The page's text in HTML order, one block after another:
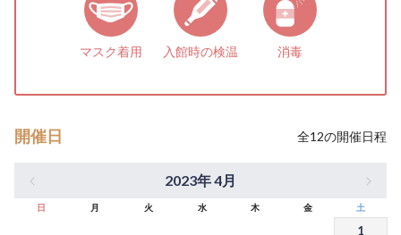
マスク着用 入館時の検温 消毒
開催日 全12の開催日程
2023年 4月
日 月 火 水 木 金 土
1